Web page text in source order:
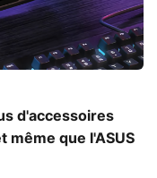
d'accessoires
même que l'ASUS